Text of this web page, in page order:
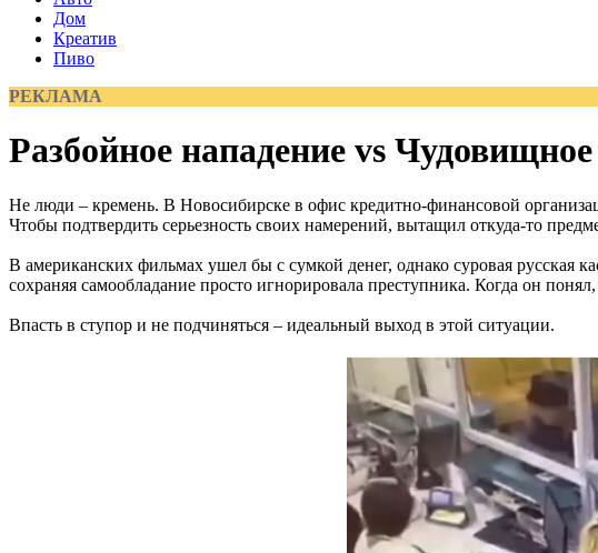
Дом
Креатив
Пиво
РЕКЛАМА
Разбойное нападение vs
Не люди – кремень. В Новосибирске в офис кредитно-финансовой
Чтобы подтвердить серьезность своих намерений, вытащил откуда-то
В американских фильмах ушел бы с сумкой денег, однако суровая русская
сохраняя самообладание просто игнорировала преступника. Когда он
Впасть в ступор и не подчиняться – идеальный выход в этой ситуации.